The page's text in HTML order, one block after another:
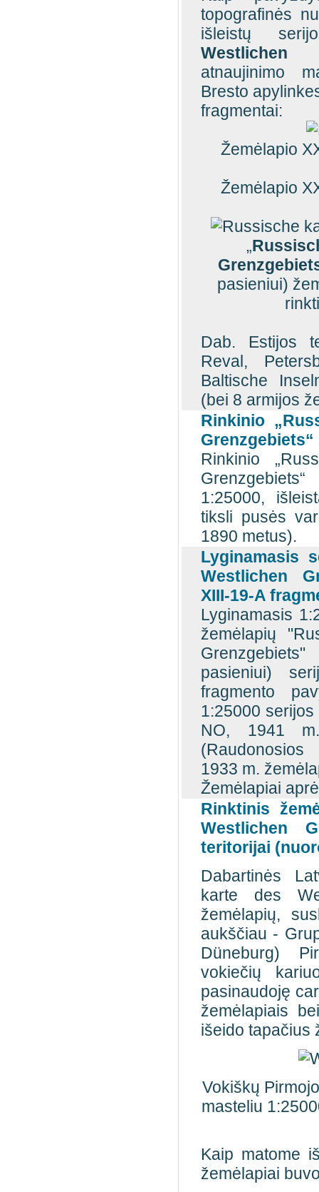
topografinės
išleistų
atnaujinimo
Bresto
fragmentai:
Žemėlapio
Žemėlapio
„
pasieniui)
Dab. Estijos
Reval,
Baltische
(bei 8 armijos
Rinkinio
Grenzgebiets“
Rinkinio
1:25000,
tiksli pusės
1890 metus).
Lyginamasis
Westlichen
XIII-19-A
Lyginamasis
žemėlapių
pasieniui)
fragmento
1:25000
NO, 1941
1933 m.
Žemėlapiai
Rinktinis
Westlichen
teritorijai
Dabartinės
karte des
žemėlapių,
aukščiau -
Düneburg)
vokiečių
pasinaudoję
žemėlapiais
išeido tapačius
Vokiškų
masteliu
Kaip matome
žemėlapiai